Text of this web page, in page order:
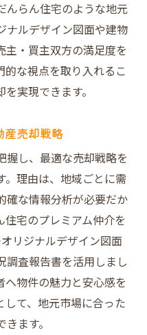
アム売却が有効
うプレミアム戦略
ナル図面活用法
プレミアム売却比較
値売却を実現する方
れる理由を解説
建物調査の真価
心の不動産売却
ラブルを防ぐ理由
売却の工夫とは
ポートが強み
スク管理の実践法
んらん住宅のような地元
ナルデザイン図面や建物
・買主双方の満足度を
な視点を取り入れるこ
実現できます。
産売却戦略
握し、最適な売却戦略を
理由は、地域ごとに需
確な情報分析が必要だか
宅のプレミアム仲介を
リジナルデザイン図面
調査報告書を活用しまし
へ物件の魅力と安心感を
て、地元市場に合った
ます。